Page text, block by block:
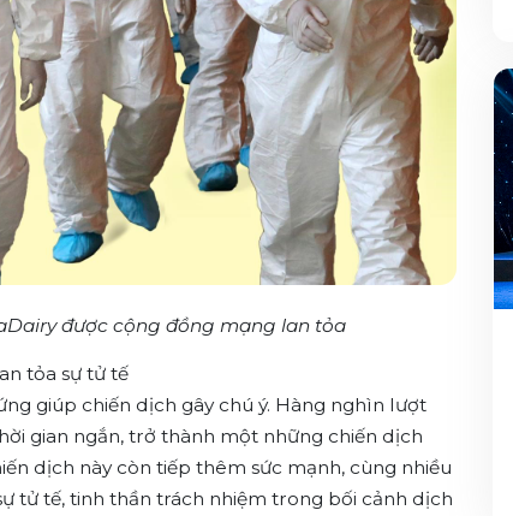
được cộng đồng mạng lan tỏa
tỏa sự tử tế
giúp chiến dịch gây chú ý. Hàng nghìn lượt
gian ngắn, trở thành một những chiến dịch
dịch này còn tiếp thêm sức mạnh, cùng nhiều
tử tế, tinh thần trách nhiệm trong bối cảnh dịch